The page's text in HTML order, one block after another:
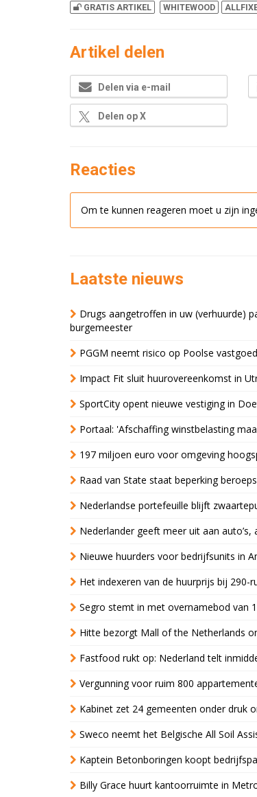
GRATIS ARTIKEL WHITEWOOD
Artikel delen
Delen via e-mail
Delen op X
Reacties
Om te kunnen reageren moet u zijn
Laatste nieuws
Drugs aangetroffen in uw (verhuurde)
burgemeester
PGGM neemt risico op Poolse
Impact Fit sluit huurovereenkomst in
SportCity opent nieuwe vestiging in
Portaal: 'Afschaffing winstbelasting
197 miljoen euro voor omgeving
Raad van State staat beperking
Nederlandse portefeuille blijft
Nederlander geeft meer uit aan auto’s,
Nieuwe huurders voor bedrijfsunits in
Het indexeren van de huurprijs bij 290-
Segro stemt in met overnamebod van
Hitte bezorgt Mall of the Netherlands
Fastfood rukt op: Nederland telt
Vergunning voor ruim 800
Kabinet zet 24 gemeenten onder druk
Sweco neemt het Belgische All Soil
Kaptein Betonboringen koopt
Billy Grace huurt kantoorruimte in